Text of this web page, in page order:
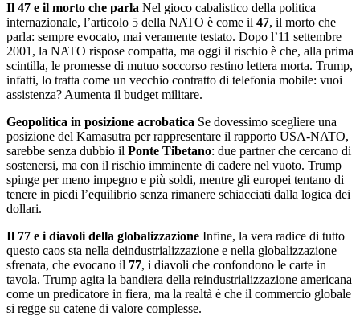
Il 47 e il morto che parla Nel gioco cabalistico della politica
internazionale, l’articolo 5 della NATO è come il 47, il morto che
parla: sempre evocato, mai veramente testato. Dopo l’11 settembre
2001, la NATO rispose compatta, ma oggi il rischio è che, alla prima
scintilla, le promesse di mutuo soccorso restino lettera morta. Trump,
infatti, lo tratta come un vecchio contratto di telefonia mobile: vuoi
assistenza? Aumenta il budget militare.
Geopolitica in posizione acrobatica Se dovessimo scegliere una
posizione del Kamasutra per rappresentare il rapporto USA-NATO,
sarebbe senza dubbio il Ponte Tibetano: due partner che cercano di
sostenersi, ma con il rischio imminente di cadere nel vuoto. Trump
spinge per meno impegno e più soldi, mentre gli europei tentano di
tenere in piedi l’equilibrio senza rimanere schiacciati dalla logica dei
dollari.
Il 77 e i diavoli della globalizzazione Infine, la vera radice di tutto
questo caos sta nella deindustrializzazione e nella globalizzazione
sfrenata, che evocano il 77, i diavoli che confondono le carte in
tavola. Trump agita la bandiera della reindustrializzazione americana
come un predicatore in fiera, ma la realtà è che il commercio globale
si regge su catene di valore complesse.